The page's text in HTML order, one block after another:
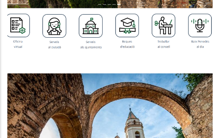
Altres,P. econòmica
El Baix Penedès Reforça La
Promoció Turística De L’interior